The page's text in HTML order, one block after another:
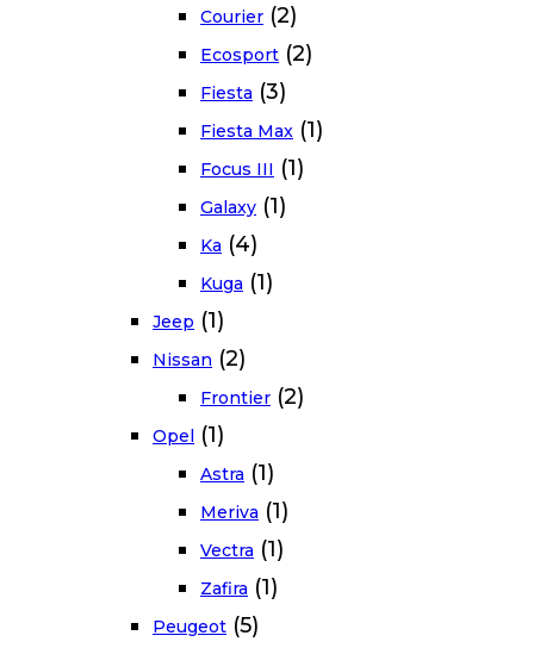
Courier (2)
Ecosport (2)
Fiesta (3)
Fiesta Max (1)
Focus III (1)
Galaxy (1)
Ka (4)
Kuga (1)
Jeep (1)
Nissan (2)
Frontier (2)
Opel (1)
Astra (1)
Meriva (1)
Vectra (1)
Zafira (1)
Peugeot (5)